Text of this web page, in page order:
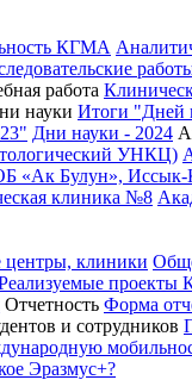
КГМА
работа
науки Итоги "Дней
Дни науки - 2024
УНКЦ)
«Ак Булун», Иссык-
клиника №8
центры, клиники
Отчетность Форма
и сотрудников
Эразмус+?